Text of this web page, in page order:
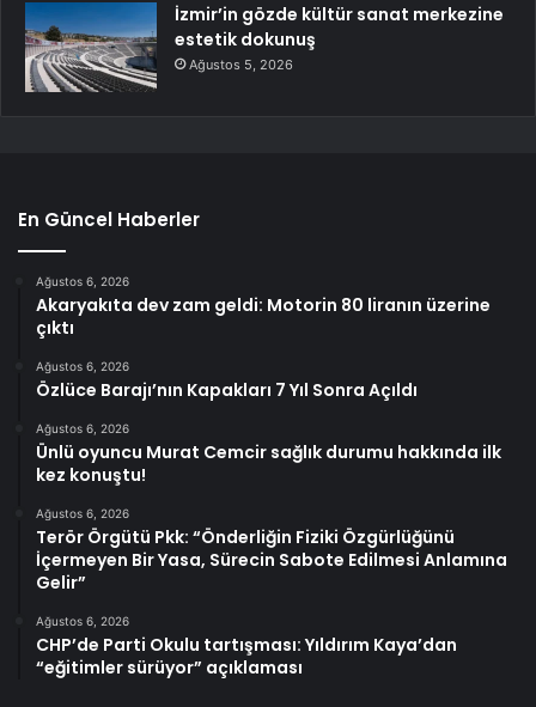
İzmir’in gözde kültür sanat merkezine
estetik dokunuş
Ağustos 5, 2026
En Güncel Haberler
Ağustos 6, 2026
Akaryakıta dev zam geldi: Motorin 80 liranın üzerine
çıktı
Ağustos 6, 2026
Özlüce Barajı’nın Kapakları 7 Yıl Sonra Açıldı
Ağustos 6, 2026
Ünlü oyuncu Murat Cemcir sağlık durumu hakkında ilk
kez konuştu!
Ağustos 6, 2026
Terör Örgütü Pkk: “Önderliğin Fiziki Özgürlüğünü
İçermeyen Bir Yasa, Sürecin Sabote Edilmesi Anlamına
Gelir”
Ağustos 6, 2026
CHP’de Parti Okulu tartışması: Yıldırım Kaya’dan
“eğitimler sürüyor” açıklaması